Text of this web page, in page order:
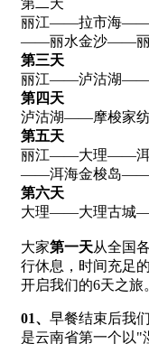
丽江——拉市海——
——丽水金沙——丽
第三天
丽江——泸沽湖
第四天
泸沽湖——摩梭家
第五天
丽江——大理——洱
——洱海金梭岛——
第六天
大理——大理古城
大家第一天从全国
行休息，时间充足
开启我们的6天之旅
01、 早餐结束后我
是云南省第一个以"